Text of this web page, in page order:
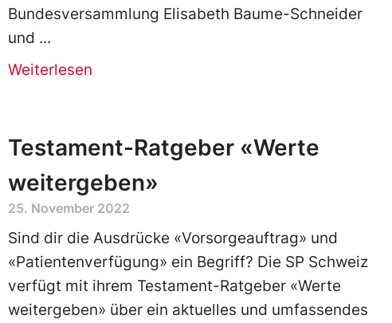
Bundesversammlung Elisabeth Baume-Schneider
und
Weiterlesen
Testament-Ratgeber «Werte
weitergeben»
25. November 2022
Sind dir die Ausdrücke «Vorsorgeauftrag» und
«Patientenverfügung» ein Begriff? Die SP Schweiz
verfügt mit ihrem Testament-Ratgeber «Werte
weitergeben» über ein aktuelles und umfassendes